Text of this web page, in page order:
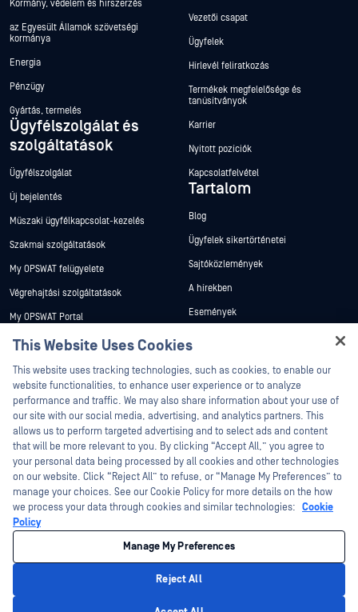
Kormány, védelem és hírszerzés
az Egyesült Államok szövetségi
kormánya
Energia
Pénzügy
Gyártás, termelés
Ügyfélszolgálat és
szolgáltatások
Ügyfélszolgálat
Új bejelentés
Műszaki ügyfélkapcsolat-kezelés
Szakmai szolgáltatások
My OPSWAT felügyelete
Végrehajtási szolgáltatások
My OPSWAT Portal
Műszaki dokumentáció
Képzések
Biztonsági sebezhetőségi program
Partnerek
Tanúsítvány
Technológiai partnerek
Channel partner program
Vezetői csapat
Ügyfelek
Hírlevél feliratkozás
Termékek megfelelősége és
tanúsítványok
Karrier
Nyitott pozíciók
Kapcsolatfelvétel
Tartalom
Blog
Ügyfelek sikertörténetei
Sajtóközlemények
A hírekben
Események
Fehér könyvek
©2026 OPSWAT . Minden jog fenntartva. OPSWAT, MetaDefender, Metascan,
MetaAccess, az OPSWAT , Trust no File. Trust No Device., OPSWAT , Protecting the
World's Critical Infrastructure, Deep CDR™ Technology, InQuest, az InQuest logó,
DFI, RetroHunt, Deep File Inspection és Join the Hunt az OPSWAT védjegyei. A
harmadik felek védjegyei a megfelelő tulajdonosok tulajdonát képezik.
Cookie beállítások kezelése
This Website Uses Cookies
This website uses tracking technologies, such as cookies, to enable our
website functionalities, to enhance user experience or to analyze
performance and traffic. We may also share information about your use of
our site with our social media, advertising, and analytics partners. This
allows us to perform targeted advertising and to select ads and content
that will be more relevant to you. By clicking “Accept All,” you agree to
your personal data being processed by all cookies and other technologies
on our website. Click “Reject All” to refuse, or “Manage My Preferences” to
manage your choices. See our Cookie Policy for more details on the how
we process your data through cookies and similar technologies: Cookie
Policy
Manage My Preferences
Reject All
Hey there!
I'm Ozzy, your OPSWAT virtual assistant.
How can I help you secure what's critical
today?